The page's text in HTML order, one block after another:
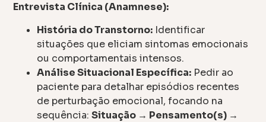
Entrevista Clínica (Anamnese):
História do Transtorno: Identificar
situações que eliciam sintomas emocionais
ou comportamentais intensos.
Análise Situacional Específica: Pedir ao
paciente para detalhar episódios recentes
de perturbação emocional, focando na
sequência:Situação → Pensamento(s) →